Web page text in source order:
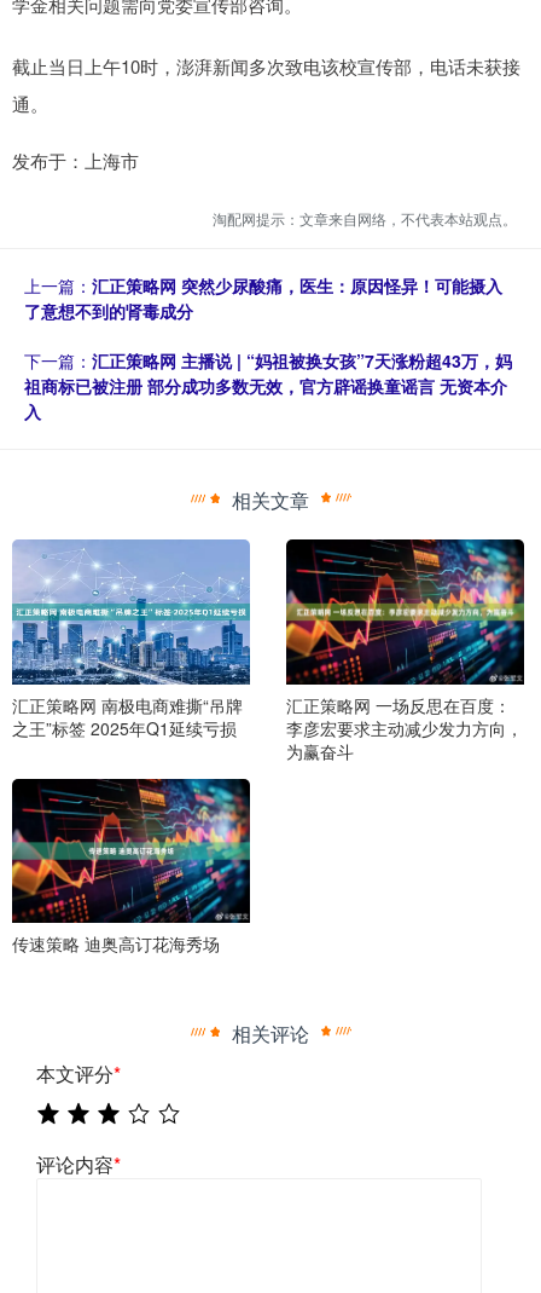
截止当日上午10时，澎湃新闻多次致电该校宣传部，电话未获接
通。
发布于：上海市
淘配网提示：文章来自网络，不代表本站观点。
上一篇： 汇正策略网 突然少尿酸痛，医生：原因怪异！可能摄入
了意想不到的肾毒成分
下一篇： 汇正策略网 主播说 | “妈祖被换女孩”7天涨粉超43万，妈
祖商标已被注册 部分成功多数无效，官方辟谣换童谣言 无资本介
入
相关文章
汇正策略网 南极电商难撕“吊牌
之王”标签 2025年Q1延续亏损
汇正策略网 一场反思在百度：
李彦宏要求主动减少发力方向，
为赢奋斗
传速策略 迪奥高订花海秀场
相关评论
本文评分*
评论内容*